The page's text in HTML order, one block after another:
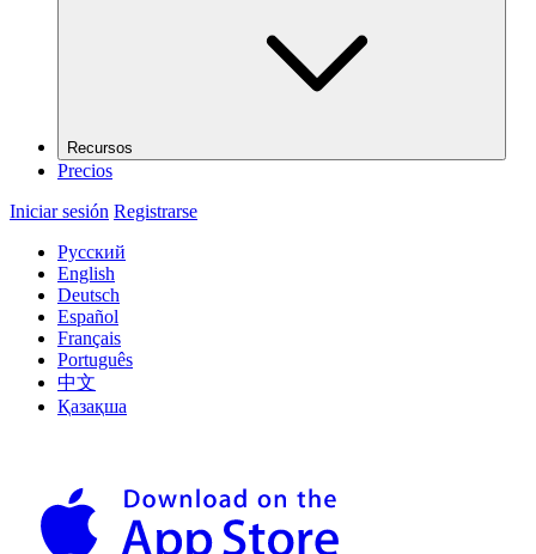
Recursos
Precios
Iniciar sesión Registrarse
Русский
English
Deutsch
Español
Français
Português
中文
Қазақша